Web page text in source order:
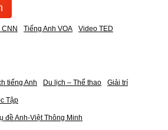
CNN Tiếng Anh VOA Video TED
tiếng Anh Du lịch – Thể thao Giải trí
Tập
đề Anh-Việt Thông Minh